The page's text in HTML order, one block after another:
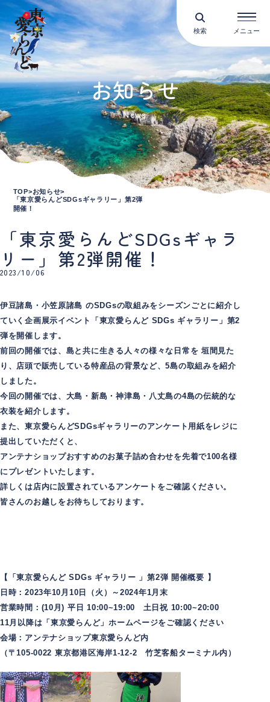
検索 メニュー
お知らせ
News
TOP
お知らせ
「東京愛らんどSDGsギャラリー」第2弾
開催！
「東京愛らんどSDGsギャラ
リー」第2弾開催！
2023/10/06
伊豆諸島・小笠原諸島 のSDGsの取組みをシーズンごとに紹介し
ていく企画展示イベント「東京愛らんど SDGs ギャラリー」第2
弾を開催します。
前回の開催では、島と共に生きる人々の様々な日常を 垣間見た
り、店頭で販売している特産品の背景など、5島の取組みを紹介
しました。
今回の開催では、 大島・新島・神津島・八丈島の4島の伝統的な
衣装を紹介します。
また、東京愛らんどSDGsギャラリーのアンケート用紙をレジに
提出していただくと、
アンテナショップおすすめのお菓子詰め合わせを先着で100名様
にプレゼントいたします。
詳しくは店内に設置されているアンケートをご確認ください。
皆さんのお越しをお待ちしております。
【「東京愛らんど SDGs ギャラリー 」第2弾 開催概要 】
日時：2023年10月10日（火）～2024年1月末
営業時間：(10月) 平日 10:00~19:00 土日祝 10:00~20:00
11月以降は「東京愛らんど」ホームページをご確認ください
会場：アンテナショップ東京愛らんど内
（〒105-0022 東京都港区海岸1-12-2 竹芝客船ターミナル内）